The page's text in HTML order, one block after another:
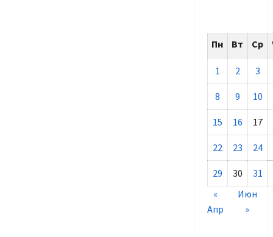
Пн Вт Ср
1 2 3
8 9 10
15 16 17
22 23 24
29 30
31
«
Апр
Июн
»